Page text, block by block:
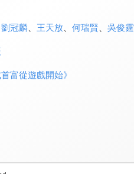
劉冠麟、 王天放、 何瑞賢 吳俊霆
富從遊戲開始》